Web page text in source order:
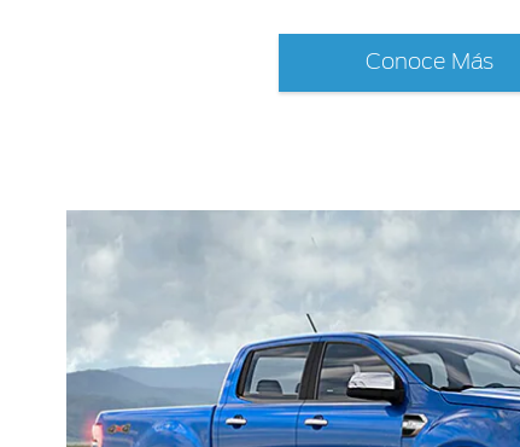
Conoce Más